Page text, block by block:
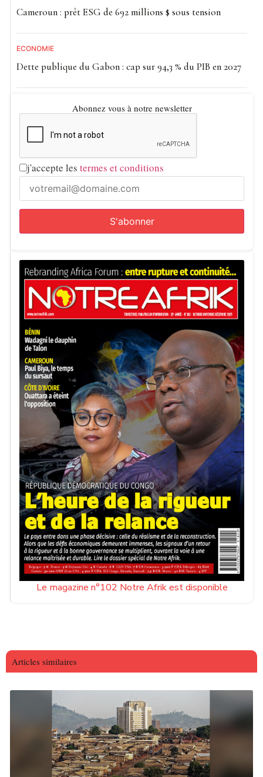
Cameroun : prêt ESG de 692 millions $ sous tension
ECONOMIE
Dette publique du Gabon : cap sur 94,3 % du PIB en 2027
Abonnez vous à notre newsletter
j'accepte les termes et conditions
Le magazine n°102 Notre Afrik est disponible
Articles similaires